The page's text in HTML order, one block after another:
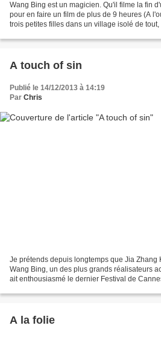
Wang Bing est un magicien. Qu'il filme la fin
pour en faire un film de plus de 9 heures (A
trois petites filles dans un village isolé de
A touch of sin
Publié le 14/12/2013 à 14:19
Par Chris
Je prétends depuis longtemps que Jia Zhang
Wang Bing, un des plus grands réalisateurs
ait enthousiasmé le dernier Festival de
A la folie